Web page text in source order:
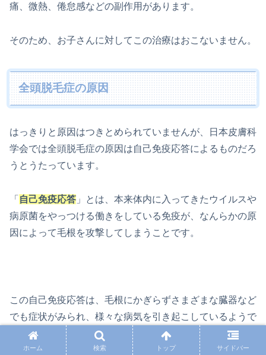
痛、微熱、倦怠感などの副作用があります。
そのため、お子さんに対してこの治療はおこないません。
全頭脱毛症の原因
はっきりと原因はつきとめられていませんが、日本皮膚科
学会では全頭脱毛症の原因は自己免疫応答によるものだろ
うとうたっています。
「 自己免疫応答 」とは、本来体内に入ってきたウイルスや
病原菌をやっつける働きをしている免疫が、なんらかの原
因によって毛根を攻撃してしまうことです。
この自己免疫応答は、毛根にかぎらずさまざまな臓器など
でも症状がみられ、様々な病気を引き起こしているようで
す。
ホーム 検索 トップ サイドバー